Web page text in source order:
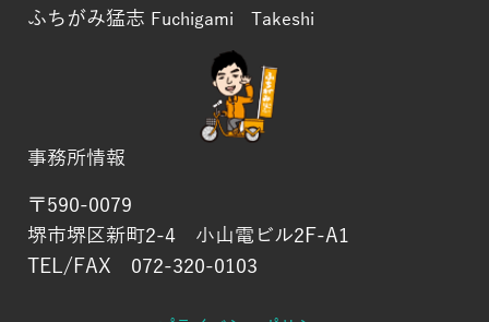
ふちがみ猛志 Fuchigami Takeshi
事務所情報
〒590-0079
堺市堺区新町2-4 小山電ビル2F-A1
TEL/FAX 072-320-0103